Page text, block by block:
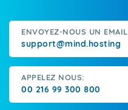
ENVOYEZ-NOUS UN EMAIL
support@mind.hosting
APPELEZ NOUS:
00 216 99 300 800